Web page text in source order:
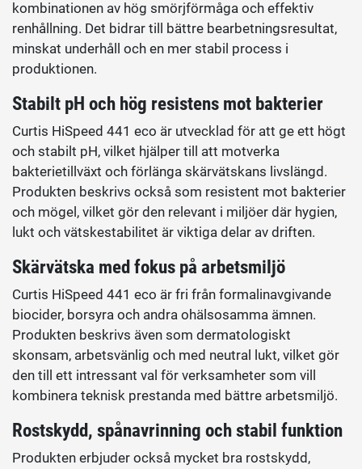
kombinationen av hög smörjförmåga och effektiv
renhållning. Det bidrar till bättre bearbetningsresultat,
minskat underhåll och en mer stabil process i
produktionen.
Stabilt pH och hög resistens mot bakterier
Curtis HiSpeed 441 eco är utvecklad för att ge ett högt
och stabilt pH, vilket hjälper till att motverka
bakterietillväxt och förlänga skärvätskans livslängd.
Produkten beskrivs också som resistent mot bakterier
och mögel, vilket gör den relevant i miljöer där hygien,
lukt och vätskestabilitet är viktiga delar av driften.
Skärvätska med fokus på arbetsmiljö
Curtis HiSpeed 441 eco är fri från formalinavgivande
biocider, borsyra och andra ohälsosamma ämnen.
Produkten beskrivs även som dermatologiskt
skonsam, arbetsvänlig och med neutral lukt, vilket gör
den till ett intressant val för verksamheter som vill
kombinera teknisk prestanda med bättre arbetsmiljö.
Rostskydd, spånavrinning och stabil funktion
Produkten erbjuder också mycket bra rostskydd,